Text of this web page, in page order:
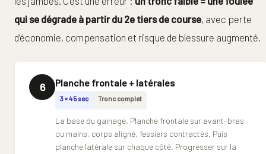
qui se dégrade à partir du 2e tiers de course, avec perte
d’économie, compensation et risque de blessure augmenté.
6 Planche frontale + latérales
3 × 45 sec Tronc complet
La base du gainage. Planche frontale sur avant-bras
ou mains, corps aligné, fessiers contractés. Puis
planche latérale sur chaque côté. Progresser sur la